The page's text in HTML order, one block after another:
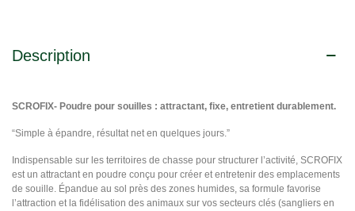
Description
SCROFIX- Poudre pour souilles : attractant, fixe, entretient durablement.
“Simple à épandre, résultat net en quelques jours.”
Indispensable sur les territoires de chasse pour structurer l’activité, SCROFIX
est un attractant en poudre conçu pour créer et entretenir des emplacements
de souille. Épandue au sol près des zones humides, sa formule favorise
l’attraction et la fidélisation des animaux sur vos secteurs clés (sangliers en